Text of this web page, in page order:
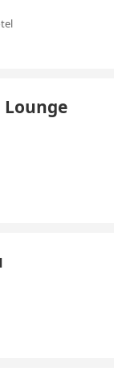
Lounge